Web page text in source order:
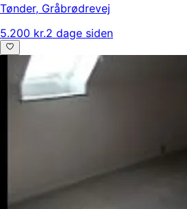
Tønder, Gråbrødrevej
5.200 kr.2 dage siden